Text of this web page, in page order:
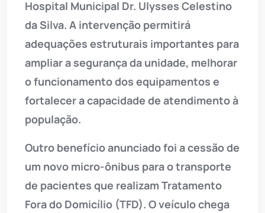
Hospital Municipal Dr. Ulysses Celestino
da Silva. A intervenção permitirá
adequações estruturais importantes para
ampliar a segurança da unidade, melhorar
o funcionamento dos equipamentos e
fortalecer a capacidade de atendimento à
população.
Outro benefício anunciado foi a cessão de
um novo micro-ônibus para o transporte
de pacientes que realizam Tratamento
Fora do Domicílio (TFD). O veículo chega